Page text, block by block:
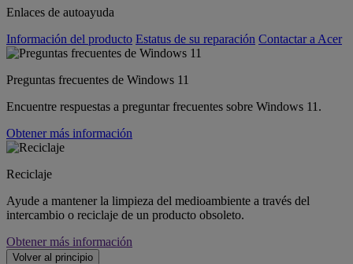
Enlaces de autoayuda
Información del producto Estatus de su reparación Contactar a Acer
Preguntas frecuentes de Windows 11
Encuentre respuestas a preguntar frecuentes sobre Windows 11.
Obtener más información
Reciclaje
Ayude a mantener la limpieza del medioambiente a través del
intercambio o reciclaje de un producto obsoleto.
Obtener más información
Volver al principio